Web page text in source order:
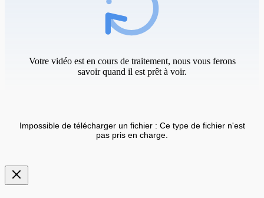
Votre vidéo est en cours de traitement, nous vous ferons
savoir quand il est prêt à voir.
Impossible de télécharger un fichier : Ce type de fichier n'est
pas pris en charge.